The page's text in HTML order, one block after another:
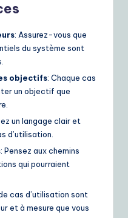
: Assurez-vous que
du système sont
objectifs: Chaque cas
un objectif que
un langage clair et
d’utilisation.
: Pensez aux chemins
qui pourraient
cas d’utilisation sont
et à mesure que vous